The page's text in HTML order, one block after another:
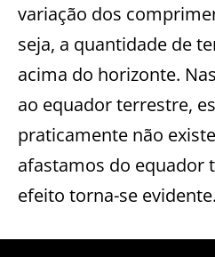
variação dos
seja, a quantidade de
acima do horizonte.
ao equador terrestre,
praticamente não
afastamos do equador
efeito torna-se evidente.